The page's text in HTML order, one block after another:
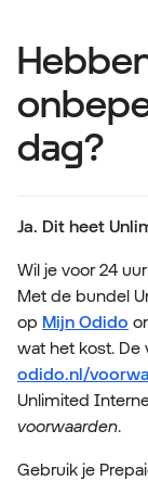
dag?
Ja. Dit heet
Wil je voor 24
Met de bundel
op Mijn Odido
wat het kost. De
odido.nl/
Unlimited
voorwaarden.
Gebruik je